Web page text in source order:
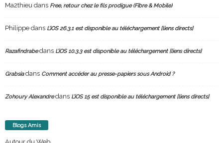
Ma2thieu dans Free, retour chez le fils prodigue (Fibre & Mobile)
Philippe dans L’iOS 26.3.1 est disponible au téléchargement [liens directs]
Razafindrabedans L’iOS 10.3.3 est disponible au téléchargement [liens directs]
Grabsiadans Comment accéder au presse-papiers sous Android ?
Zohoury Alexandredans L’iOS 15 est disponible au téléchargement [liens directs]
Blogs Amis